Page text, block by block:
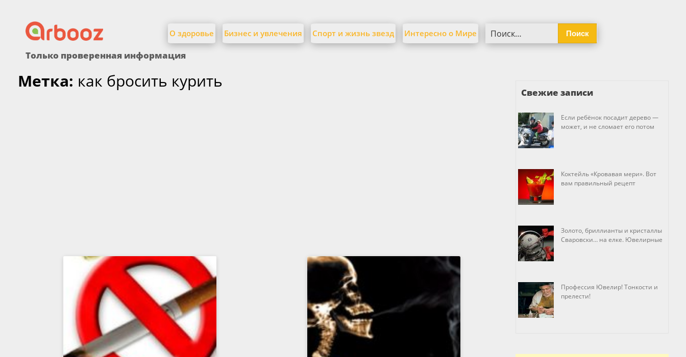
to
content
О здоровье Бизнес и увлечения Спорт и жизнь звезд Интересно о Мире
Только проверенная информация
Метка: как бросить курить
Свежие записи
Если ребёнок посадит дерево —
может, и не сломает его потом
Коктейль «Кровавая мери». Вот
вам правильный рецепт
Золото, бриллианты и кристаллы
Сваровски… на елке. Ювелирные
Профессия Ювелир! Тонкости и
прелести!